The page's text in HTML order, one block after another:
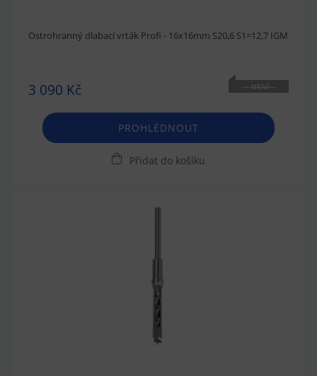
Ostrohranný dlabací vrták Profi - 16x16mm S20,6 S1=12,7 IGM
3 090 Kč
NENÍ
PROHLÉDNOUT
Přidat do košíku